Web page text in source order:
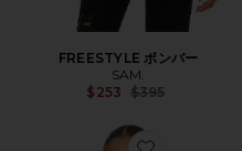
FREESTYLE ボンバー
SAM.
$253 Previous price:
$395